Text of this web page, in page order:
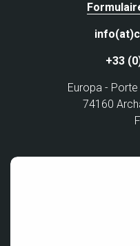
+33
Europa -
74160